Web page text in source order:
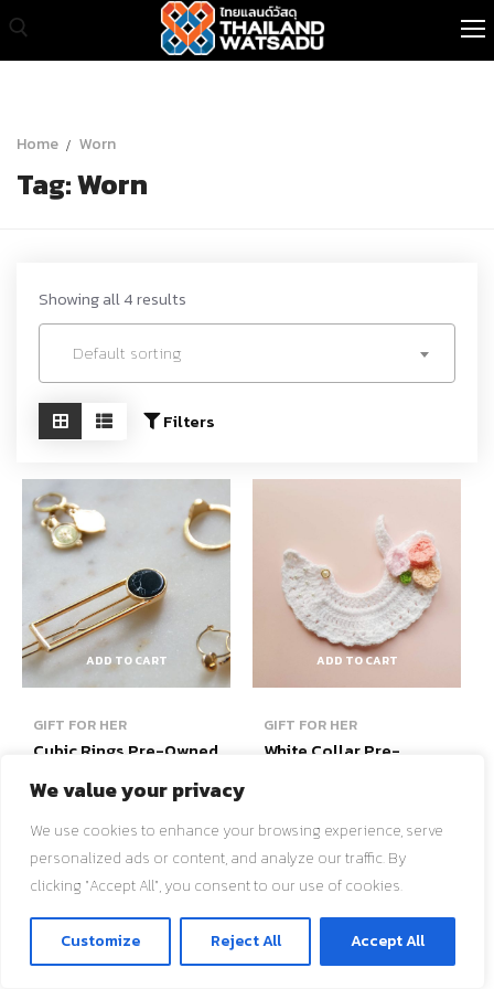
We value your privacy
We use cookies to enhance your browsing experience, serve
personalized ads or content, and analyze our traffic. By
clicking "Accept All", you consent to our use of cookies.
Customize Reject All Accept All
Skip
to
content
หน้าแรก
สินค้าทั้งหมด
บทความ
Home Worn
Tag:Worn
Showing all 4 results
Default sorting
Filters
ADD TO CART
GIFT FOR HER
Cubic Rings Pre-Owned
160.00
ADD TO CART
GIFT FOR HER
White Collar Pre-
Add to wishlist
ติดต่อเรา